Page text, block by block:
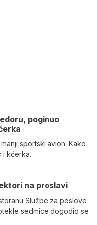
poginuo
sportski avion. Kako
i kćerka.
na proslavi
Službe za poslove
sedmice dogodio se